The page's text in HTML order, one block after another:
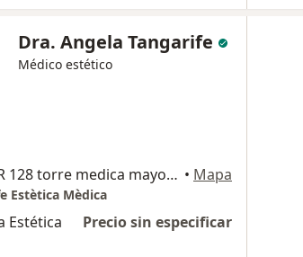
Dra. Angela Tangarife
Médico estético
Cr 48 Cl 50 SUR 128 torre medica mayorca piso 13 consultorio 13009, Sabaneta • Mapa
Estètica Mèdica
Estética Precio sin especificar